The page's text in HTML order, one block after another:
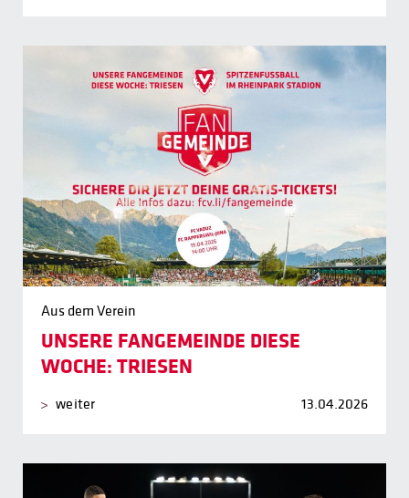
Aus dem Verein
UNSERE FANGEMEINDE DIESE
WOCHE: TRIESEN
weiter 13.04.2026